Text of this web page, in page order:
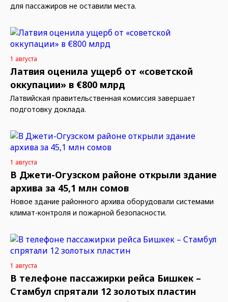
для пассажиров не оставили места.
1 августа
Латвия оценила ущерб от «советской
оккупации» в €800 млрд
Латвийская правительственная комиссия завершает
подготовку доклада.
1 августа
В Джети-Огузском районе открыли здание
архива за 45,1 млн сомов
Новое здание районного архива оборудовали системами
климат-контроля и пожарной безопасности.
1 августа
В телефоне пассажирки рейса Бишкек –
Стамбул спрятали 12 золотых пластин